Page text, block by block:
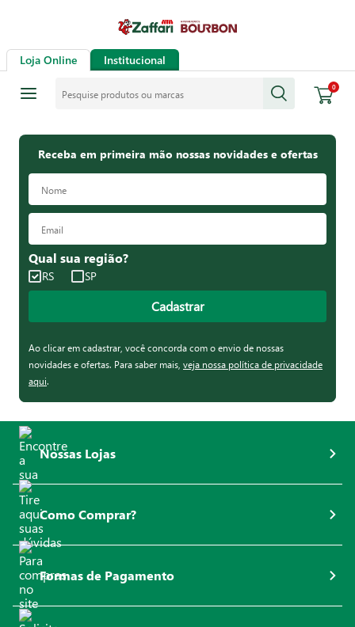
Loja Online Institucional
0
Receba em primeira mão nossas novidades e ofertas
Qual sua região?
RS SP
Cadastrar
Ao clicar em cadastrar, você concorda com o envio de nossas
novidades e ofertas. Para saber mais, veja nossa política de privacidade
aqui.
Nossas Lojas
Como Comprar?
Formas de Pagamento